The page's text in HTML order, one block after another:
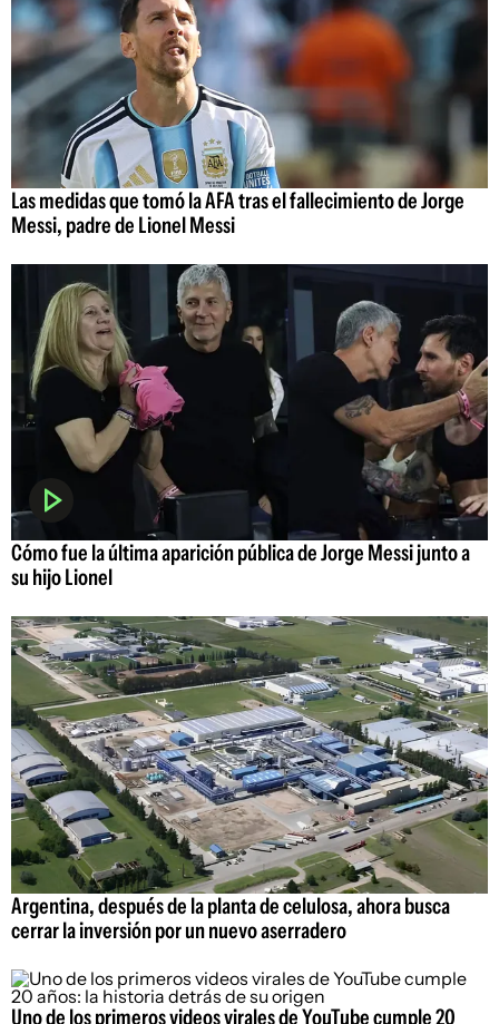
Las medidas que tomó la AFA tras el fallecimiento de Jorge
Messi, padre de Lionel Messi
Cómo fue la última aparición pública de Jorge Messi junto a
su hijo Lionel
Argentina, después de la planta de celulosa, ahora busca
cerrar la inversión por un nuevo aserradero
Uno de los primeros videos virales de YouTube cumple 20